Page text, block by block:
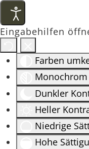
Eingabehilfen
Farben
Monochrom
Dunkler
Heller
Niedrige
Hohe